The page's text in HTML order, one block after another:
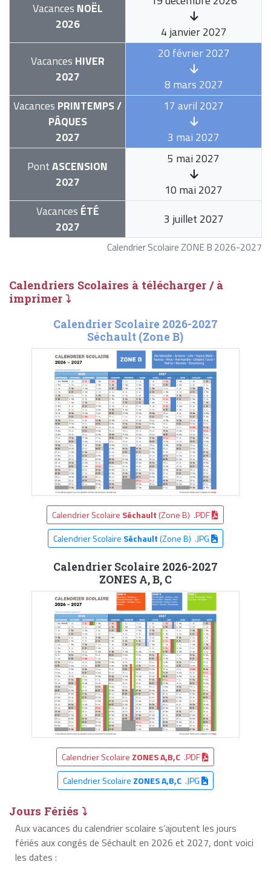
Calendrier Scolaire ZONE B 2026-2027
Vacances NOËL
2026
4 janvier 2027
Vacances HIVER
2027
20 février 2027
8 mars 2027
Vacances PRINTEMPS /
PÂQUES
2027
17 avril 2027
3 mai 2027
PontASCENSION
2027
5 mai 2027
10 mai 2027
Vacances ÉTÉ
2027
3 juillet 2027
Calendriers Scolaires à télécharger / à
imprimer ⤵
Calendrier Scolaire 2026-2027
Séchault (Zone B)
Calendrier Scolaire Séchault (Zone B) .PDF
Calendrier Scolaire Séchault(Zone B) .JPG
Calendrier Scolaire 2026-2027
ZONES A, B, C
Calendrier Scolaire ZONES A,B,C .PDF
Calendrier Scolaire ZONES A,B,C.JPG
Jours Fériés ⤵
Aux vacances du calendrier scolaire s’ajoutent les jours
fériés aux congés de Séchault en 2026 et 2027, dont voici
les dates :